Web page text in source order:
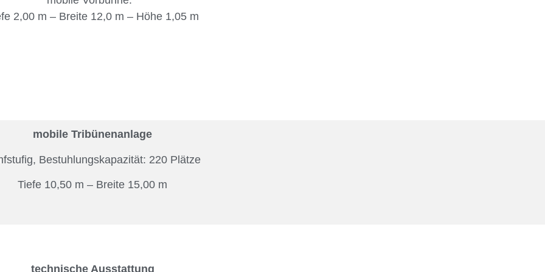
2,00 m – Breite 12,0 m – Höhe 1,05 m
mobile Tribünenanlage
Bestuhlungskapazität: 220 Plätze
Tiefe 10,50 m – Breite 15,00 m
technische Ausstattung